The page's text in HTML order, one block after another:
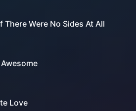
There Were No Sides At All
Love